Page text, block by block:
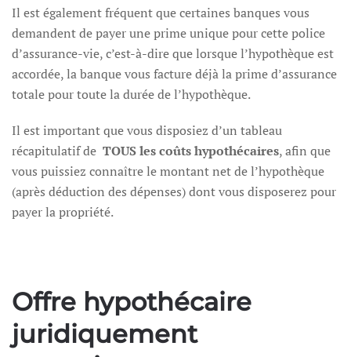
Il est également fréquent que certaines banques vous
demandent de payer une prime unique pour cette police
d’assurance-vie, c’est-à-dire que lorsque l’hypothèque est
accordée, la banque vous facture déjà la prime d’assurance
totale pour toute la durée de l’hypothèque.
Il est important que vous disposiez d’un tableau
récapitulatif de TOUS les coûts hypothécaires, afin que
vous puissiez connaître le montant net de l’hypothèque
(après déduction des dépenses) dont vous disposerez pour
payer la propriété.
Offre hypothécaire
juridiquement